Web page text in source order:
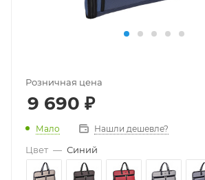
Розничная цена
9 690 ₽
Мало Нашли дешевле?
Цвет — Синий